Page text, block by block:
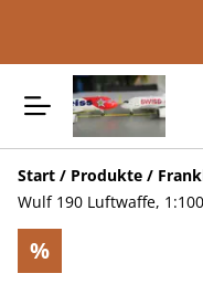
Start / Produkte /
Wulf 190 Luftwaffe, 1:100
%